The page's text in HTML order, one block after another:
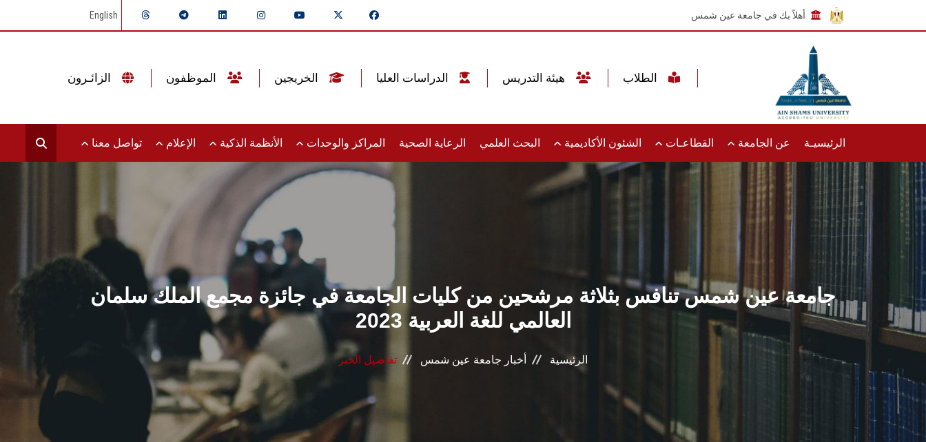
أهلاً بك في جامعة عين شمس English
الرئيسيـة عن الجامعة القطاعـات الشئون الأكاديمية البحث العلمي الرعاية الصحية المراكز والوحدات الأنظمة الذكية الإعلام تواصل معنا
جامعة عين شمس تنافس بثلاثة مرشحين من كليات الجامعة في جائزة مجمع الملك سلمان
العالمي للغة العربية 2023
الرئيسية أخبار جامعة عين شمس تفاصيل الخبر